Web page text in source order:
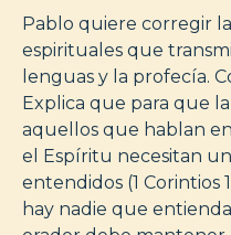
Pablo quiere corregir
espirituales que
lenguas y la profecía.
Explica que para que
aquellos que hablan
el Espíritu necesitan
entendidos (1 Corintios
hay nadie que